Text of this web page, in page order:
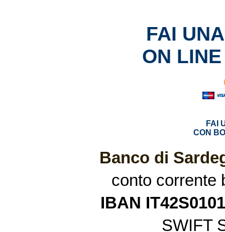
FAI
ON
FAI
CON
Banco di
conto corrente
IBAN
SWIFT